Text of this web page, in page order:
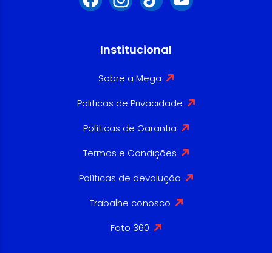
Institucional
Sobre a Mega
Politicas de Privacidade
Políticas de Garantia
Termos e Condições
Políticas de devolução
Trabalhe conosco
Foto 360